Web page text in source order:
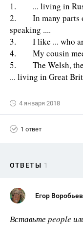
1. ... living in
2. In many parts of
speaking ....
3. I like ... who
4. My cousin
5. The Welsh, the
... living in Great
4 января 2018
1 ответ
ОТВЕТЫ 1
Егор Воробьев
Вставьте people